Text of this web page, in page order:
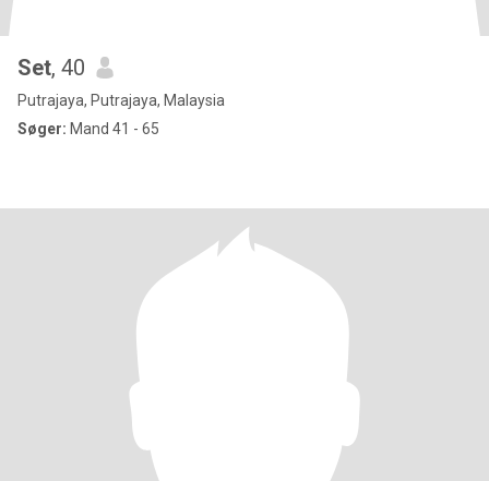
Set, 40
Putrajaya, Putrajaya, Malaysia
Søger: Mand 41 - 65